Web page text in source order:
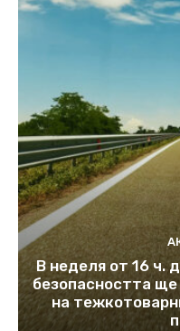
В неделя от 16 ч.
безопасността
на